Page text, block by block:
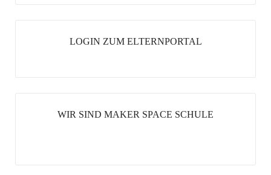
LOGIN ZUM ELTERNPORTAL
WIR SIND MAKER SPACE SCHULE